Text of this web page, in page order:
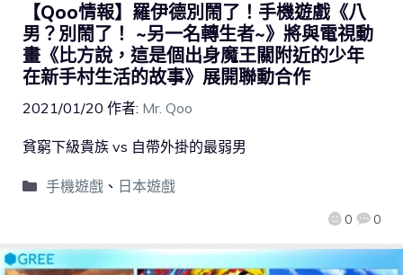
【Qoo情報】羅伊德別鬧了！手機遊戲《八
男？別鬧了！ ~另一名轉生者~》將與電視動
畫《比方說，這是個出身魔王關附近的少年
在新手村生活的故事》展開聯動合作
2021/01/20 作者: Mr. Qoo
0 0
貧窮下級貴族 vs 自帶外掛的最弱男
手機遊戲、 日本遊戲